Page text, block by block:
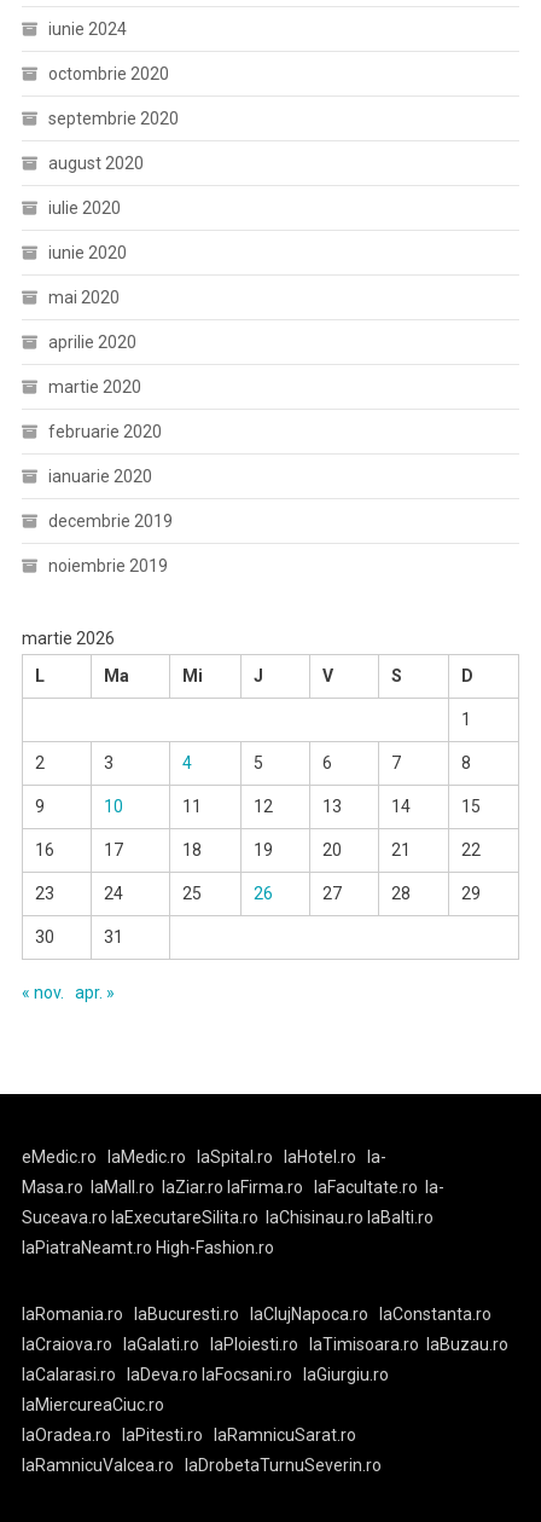
iunie 2024
octombrie 2020
septembrie 2020
august 2020
iulie 2020
iunie 2020
mai 2020
aprilie 2020
martie 2020
februarie 2020
ianuarie 2020
decembrie 2019
noiembrie 2019
martie 2026
L
Ma Mi J V S D
1
2 3 4 5 6 7 8
9 10 11 12 13 14 15
16 17 18 19 20 21 22
23 24 25 26 27 28 29
30 31
« nov. apr. »
eMedic.ro laMedic.ro laSpital.ro laHotel.ro
la-
Masa.ro laMall.ro laZiar.rolaFirma.ro laFacultate.ro la-
Suceava.ro laExecutareSilita.ro laChisinau.ro laBalti.ro
laPiatraNeamt.ro High-Fashion.ro
laRomania.ro laBucuresti.ro laClujNapoca.ro
laConstanta.ro
laCraiova.ro
laGalati.ro laPloiesti.ro laTimisoara.ro laBuzau.ro
laCalarasi.ro
laDeva.ro laFocsani.ro
laGiurgiu.ro
laMiercureaCiuc.ro
laOradea.ro
laPitesti.ro
laRamnicuSarat.ro
laRamnicuValcea.ro
laDrobetaTurnuSeverin.ro